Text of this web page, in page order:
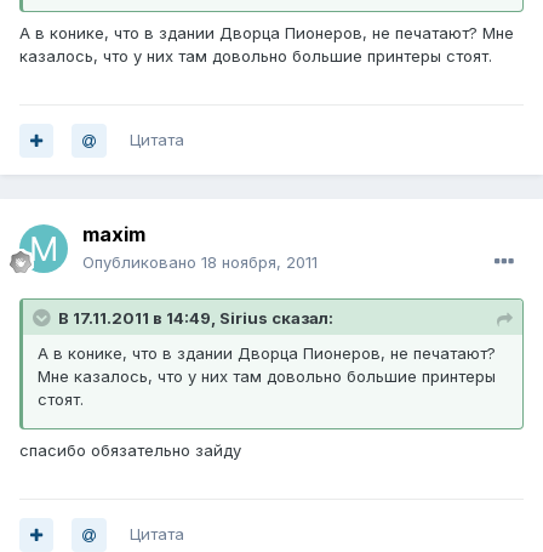
А в конике, что в здании Дворца Пионеров, не печатают? Мне
казалось, что у них там довольно большие принтеры стоят.
Цитата
maxim
Опубликовано 18 ноября, 2011
В 17.11.2011 в 14:49, Sirius сказал:
А в конике, что в здании Дворца Пионеров, не печатают?
Мне казалось, что у них там довольно большие принтеры
стоят.
спасибо обязательно зайду
Цитата